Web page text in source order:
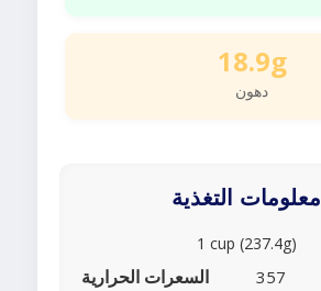
18.9g
دهون
معلومات التغذية
1 cup (237.4g)
السعرات الحرارية 357